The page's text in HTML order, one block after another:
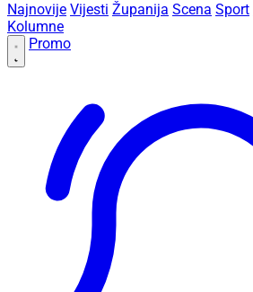
Najnovije Vijesti Županija Scena Sport
Kolumne
Promo